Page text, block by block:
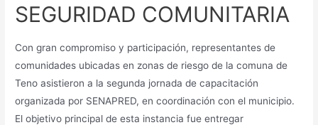
SEGURIDAD COMUNITARIA
Con gran compromiso y participación, representantes de
comunidades ubicadas en zonas de riesgo de la comuna de
Teno asistieron a la segunda jornada de capacitación
organizada por SENAPRED, en coordinación con el municipio.
El objetivo principal de esta instancia fue entregar